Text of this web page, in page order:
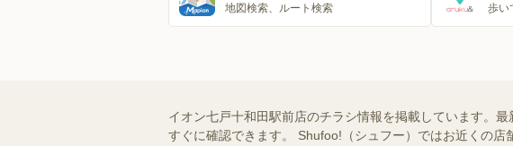
地図検索、ルート検索
歩い
イオン七戸十和田駅前店のチラシ情報を掲載しています。
すぐに確認できます。 Shufoo!（シュフー）ではお近くの